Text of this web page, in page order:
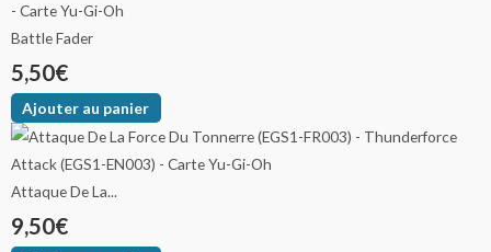
Battle Fader
5,50€
Ajouter au panier
Attaque De La...
9,50€